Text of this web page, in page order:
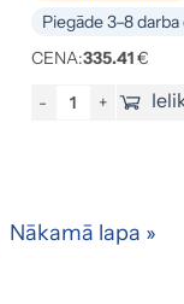
Piegāde 3–8
CENA:335.41€
- +
Nākamā lapa »